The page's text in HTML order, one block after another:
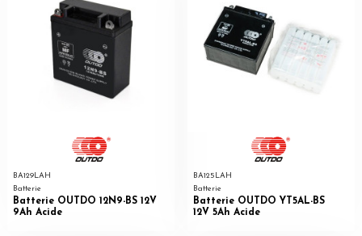
BA129LAH
Batterie
Batterie OUTDO 12N9-BS 12V
9Ah Acide
BA125LAH
Batterie
Batterie OUTDO YT5AL-BS
12V 5Ah Acide